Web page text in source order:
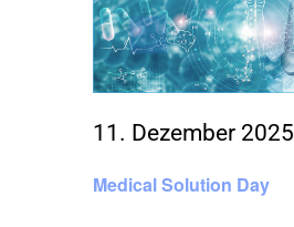
Medical Solution Day
11. Dezember 2025